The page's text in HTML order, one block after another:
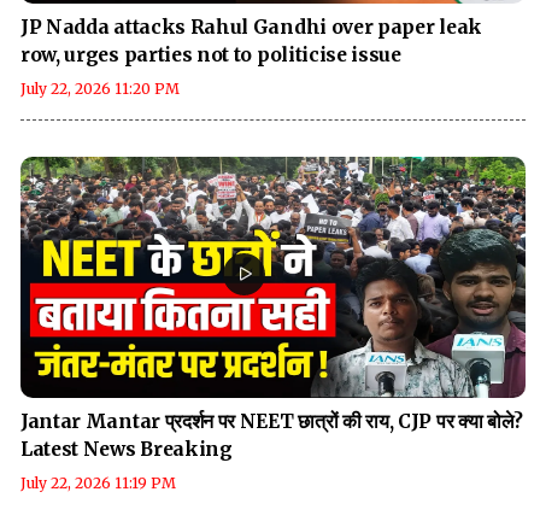
JP Nadda attacks Rahul Gandhi over paper leak
row, urges parties not to politicise issue
July 22, 2026 11:20 PM
Jantar Mantar प्रदर्शन पर NEET छात्रों की राय, CJP पर क्या बोले?
Latest News Breaking
July 22, 2026 11:19 PM